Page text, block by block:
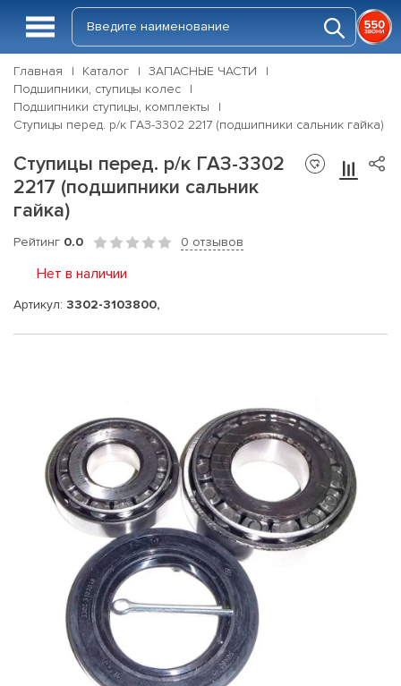
Главная Каталог
ЗАПАСНЫЕ ЧАСТИ
Подшипники, ступицы колес
Подшипники ступицы, комплекты
Ступицы перед. р/к ГАЗ-3302 2217 (подшипники сальник гайка)
Ступицы перед. р/к ГАЗ-3302
2217 (подшипники сальник
гайка)
Рейтинг 0.0 0 отзывов
Нет в наличии
Артикул: 3302-3103800,